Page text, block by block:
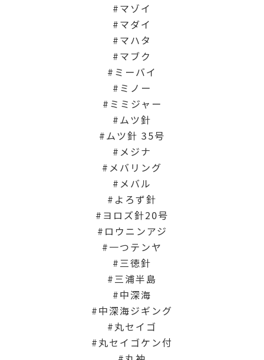
マゾイ
マダイ
マハタ
マブク
ミーバイ
ミノー
ミミジャー
ムツ針
ムツ針 35号
メジナ
メバリング
メバル
よろず針
ヨロズ針20号
ロウニンアジ
一つテンヤ
三徳針
三浦半島
中深海
中深海ジギング
丸セイゴ
丸セイゴケン付